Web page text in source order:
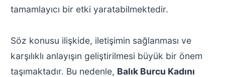
tamamlayıcı bir etki yaratabilmektedir.
Söz konusu ilişkide, iletişimin sağlanması ve
karşılıklı anlayışın geliştirilmesi büyük bir önem
taşımaktadır. Bu nedenle, Balık Burcu Kadını